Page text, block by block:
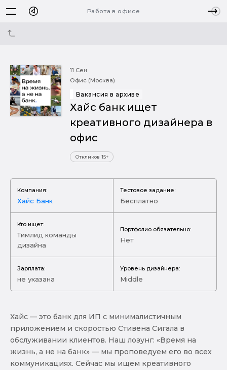
Работа в офисе
11 Сен
Офис (Москва)
Вакансия в архиве
Хайс банк ищет
креативного дизайнера в
офис
Откликов 15+
Компания:
Хайс Банк
Тестовое задание:
Бесплатно
Кто ищет:
Тимлид команды
дизайна
Портфолио обязательно:
Нет
Зарплата:
не указана
Уровень дизайнера:
Middle
Хайс — это банк для ИП с минималистичным
приложением и скоростью Стивена Сигала в
обслуживании клиентов. Наш лозунг: «Время на
жизнь, а не на банк» — мы проповедуем его во всех
коммуникациях. Сейчас мы ищем креативного